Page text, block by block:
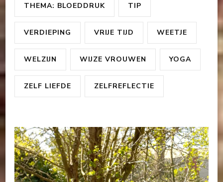
THEMA: BLOEDDRUK TIP
VERDIEPING VRIJE TIJD WEETJE
WELZIJN WIJZE VROUWEN YOGA
ZELF LIEFDE ZELFREFLECTIE